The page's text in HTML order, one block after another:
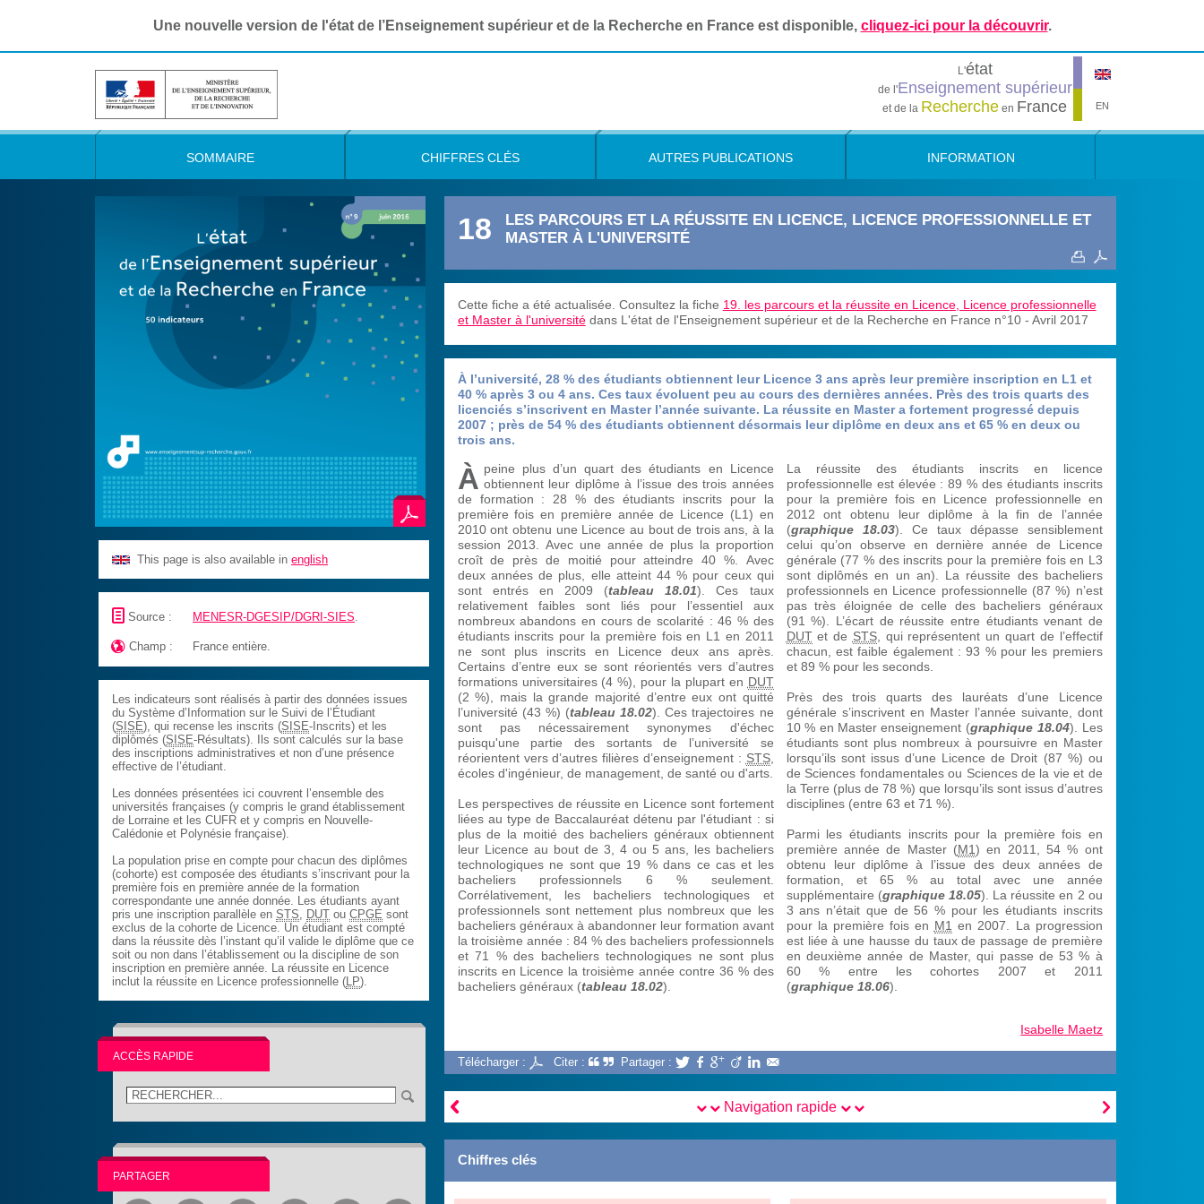
Une nouvelle version de l'état de l’Enseignement supérieur et de la Recherche en France est disponible, cliquez-ici pour la découvrir.
EN
L'état
de l'Enseignement supérieur
et de la Recherche en France
SOMMAIRE CHIFFRES CLÉS AUTRES PUBLICATIONS INFORMATION
This page is also available inenglish
📄 Source : MENESR-DGESIP/DGRI-SIES.
 Champ : France entière.
Les indicateurs sont réalisés à partir des données issues
du Système d’Information sur le Suivi de l’Étudiant
(SISE), qui recense les inscrits (SISE-Inscrits) et les
diplômés (SISE-Résultats). Ils sont calculés sur la base
des inscriptions administratives et non d’une présence
effective de l’étudiant.
Les données présentées ici couvrent l’ensemble des
universités françaises (y compris le grand établissement
de Lorraine et les CUFR et y compris en Nouvelle-
Calédonie et Polynésie française).
La population prise en compte pour chacun des diplômes
(cohorte) est composée des étudiants s’inscrivant pour la
première fois en première année de la formation
correspondante une année donnée. Les étudiants ayant
pris une inscription parallèle enSTS DUT ouCPGE sont
exclus de la cohorte de Licence. Un étudiant est compté
dans la réussite dès l’instant qu’il valide le diplôme que ce
soit ou non dans l’établissement ou la discipline de son
inscription en première année. La réussite en Licence
inclut la réussite en Licence professionnelle ( LP).
ACCÈS RAPIDE
PARTAGER
18
LES PARCOURS ET LA RÉUSSITE EN LICENCE, LICENCE PROFESSIONNELLE ET
MASTER À L'UNIVERSITÉ
Cette fiche a été actualisée. Consultez la fiche 19. les parcours et la réussite en Licence, Licence professionnelle
et Master à l'universitédans L'état de l'Enseignement supérieur et de la Recherche en France n°10 - Avril 2017
À l’université, 28 % des étudiants obtiennent leur Licence 3 ans après leur première inscription en L1 et
40 % après 3 ou 4 ans. Ces taux évoluent peu au cours des dernières années. Près des trois quarts des
licenciés s’inscrivent en Master l’année suivante. La réussite en Master a fortement progressé depuis
2007 ; près de 54 % des étudiants obtiennent désormais leur diplôme en deux ans et 65 % en deux ou
trois ans.
À peine plus d’un quart des étudiants en Licence
obtiennent leur diplôme à l’issue des trois années
de formation : 28 % des étudiants inscrits pour la
première fois en première année de Licence (L1) en
2010 ont obtenu une Licence au bout de trois ans, à la
session 2013. Avec une année de plus la proportion
croît de près de moitié pour atteindre 40 %. Avec
deux années de plus, elle atteint 44 % pour ceux qui
sont entrés en 2009 (tableau 18.01). Ces taux
relativement faibles sont liés pour l’essentiel aux
nombreux abandons en cours de scolarité : 46 % des
étudiants inscrits pour la première fois en L1 en 2011
ne sont plus inscrits en Licence deux ans après.
Certains d’entre eux se sont réorientés vers d’autres
formations universitaires (4 %), pour la plupart en DUT
(2 %), mais la grande majorité d’entre eux ont quitté
l’université (43 %) (tableau 18.02). Ces trajectoires ne
sont pas nécessairement synonymes d'échec
puisqu'une partie des sortants de l’université se
réorientent vers d’autres filières d’enseignement : STS,
écoles d'ingénieur, de management, de santé ou d'arts.
Les perspectives de réussite en Licence sont fortement
liées au type de Baccalauréat détenu par l'étudiant : si
plus de la moitié des bacheliers généraux obtiennent
leur Licence au bout de 3, 4 ou 5 ans, les bacheliers
technologiques ne sont que 19 % dans ce cas et les
bacheliers professionnels 6 % seulement.
Corrélativement, les bacheliers technologiques et
professionnels sont nettement plus nombreux que les
bacheliers généraux à abandonner leur formation avant
la troisième année : 84 % des bacheliers professionnels
et 71 % des bacheliers technologiques ne sont plus
inscrits en Licence la troisième année contre 36 % des
bacheliers généraux (tableau 18.02).
La réussite des étudiants inscrits en licence
professionnelle est élevée : 89 % des étudiants inscrits
pour la première fois en Licence professionnelle en
2012 ont obtenu leur diplôme à la fin de l’année
(graphique 18.03). Ce taux dépasse sensiblement
celui qu’on observe en dernière année de Licence
générale (77 % des inscrits pour la première fois en L3
sont diplômés en un an). La réussite des bacheliers
professionnels en Licence professionnelle (87 %) n’est
pas très éloignée de celle des bacheliers généraux
(91 %). L’écart de réussite entre étudiants venant de
DUTet de STS, qui représentent un quart de l’effectif
chacun, est faible également : 93 % pour les premiers
et 89 % pour les seconds.
Près des trois quarts des lauréats d’une Licence
générale s’inscrivent en Master l’année suivante, dont
10 % en Master enseignement (graphique 18.04). Les
étudiants sont plus nombreux à poursuivre en Master
lorsqu’ils sont issus d’une Licence de Droit (87 %) ou
de Sciences fondamentales ou Sciences de la vie et de
la Terre (plus de 78 %) que lorsqu’ils sont issus d’autres
disciplines (entre 63 et 71 %).
Parmi les étudiants inscrits pour la première fois en
première année de Master (M1) en 2011, 54 % ont
obtenu leur diplôme à l’issue des deux années de
formation, et 65 % au total avec une année
supplémentaire (graphique 18.05). La réussite en 2 ou
3 ans n’était que de 56 % pour les étudiants inscrits
pour la première fois en M1 en 2007. La progression
est liée à une hausse du taux de passage de première
en deuxième année de Master, qui passe de 53 % à
60 % entre les cohortes 2007 et 2011
(graphique 18.06).
Isabelle Maetz
Télécharger : Citer : Partager :      
 
Navigation rapide
Chiffres clés